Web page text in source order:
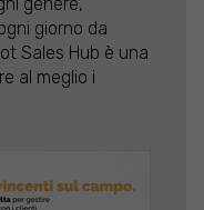
genere,
giorno da
Sales Hub è una
al meglio i